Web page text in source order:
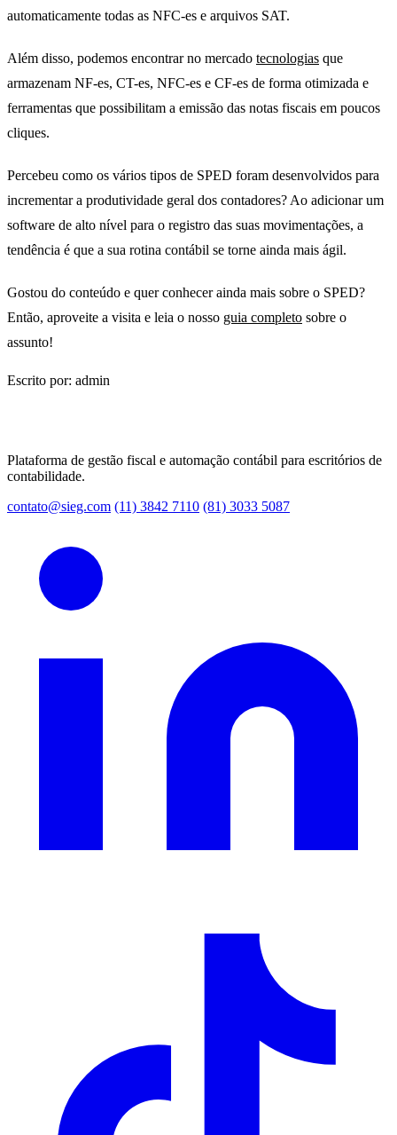
automaticamente todas as NFC-es e arquivos SAT.
Além disso, podemos encontrar no mercado tecnologias que
armazenam NF-es, CT-es, NFC-es e CF-es de forma otimizada e
ferramentas que possibilitam a emissão das notas fiscais em poucos
cliques.
Percebeu como os vários tipos de SPED foram desenvolvidos para
incrementar a produtividade geral dos contadores? Ao adicionar um
software de alto nível para o registro das suas movimentações, a
tendência é que a sua rotina contábil se torne ainda mais ágil.
Gostou do conteúdo e quer conhecer ainda mais sobre o SPED?
Então, aproveite a visita e leia o nosso guia completo sobre o
assunto!
Escrito por: admin
Plataforma de gestão fiscal e automação contábil para escritórios de
contabilidade.
contato@sieg.com (11) 3842 7110 (81) 3033 5087